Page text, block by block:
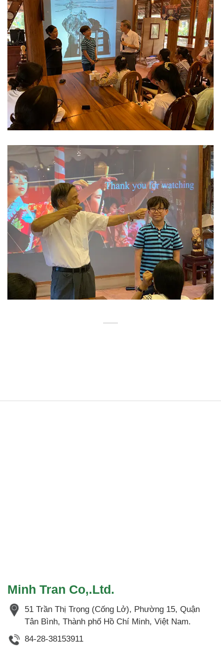
Minh Tran Co,.Ltd.
51 Trần Thị Trọng (Cống Lở), Phường 15, Quận
Tân Bình, Thành phố Hồ Chí Minh, Việt Nam.
84-28-38153911